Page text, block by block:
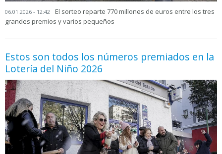
06.01.2026 - 12:42
El sorteo reparte 770 millones de euros entre los tres
grandes premios y varios pequeños
Estos son todos los números premiados en la
Lotería del Niño 2026